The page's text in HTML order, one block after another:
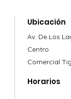
Ubicación
Av. De Los
Centro
Comercial
Horarios